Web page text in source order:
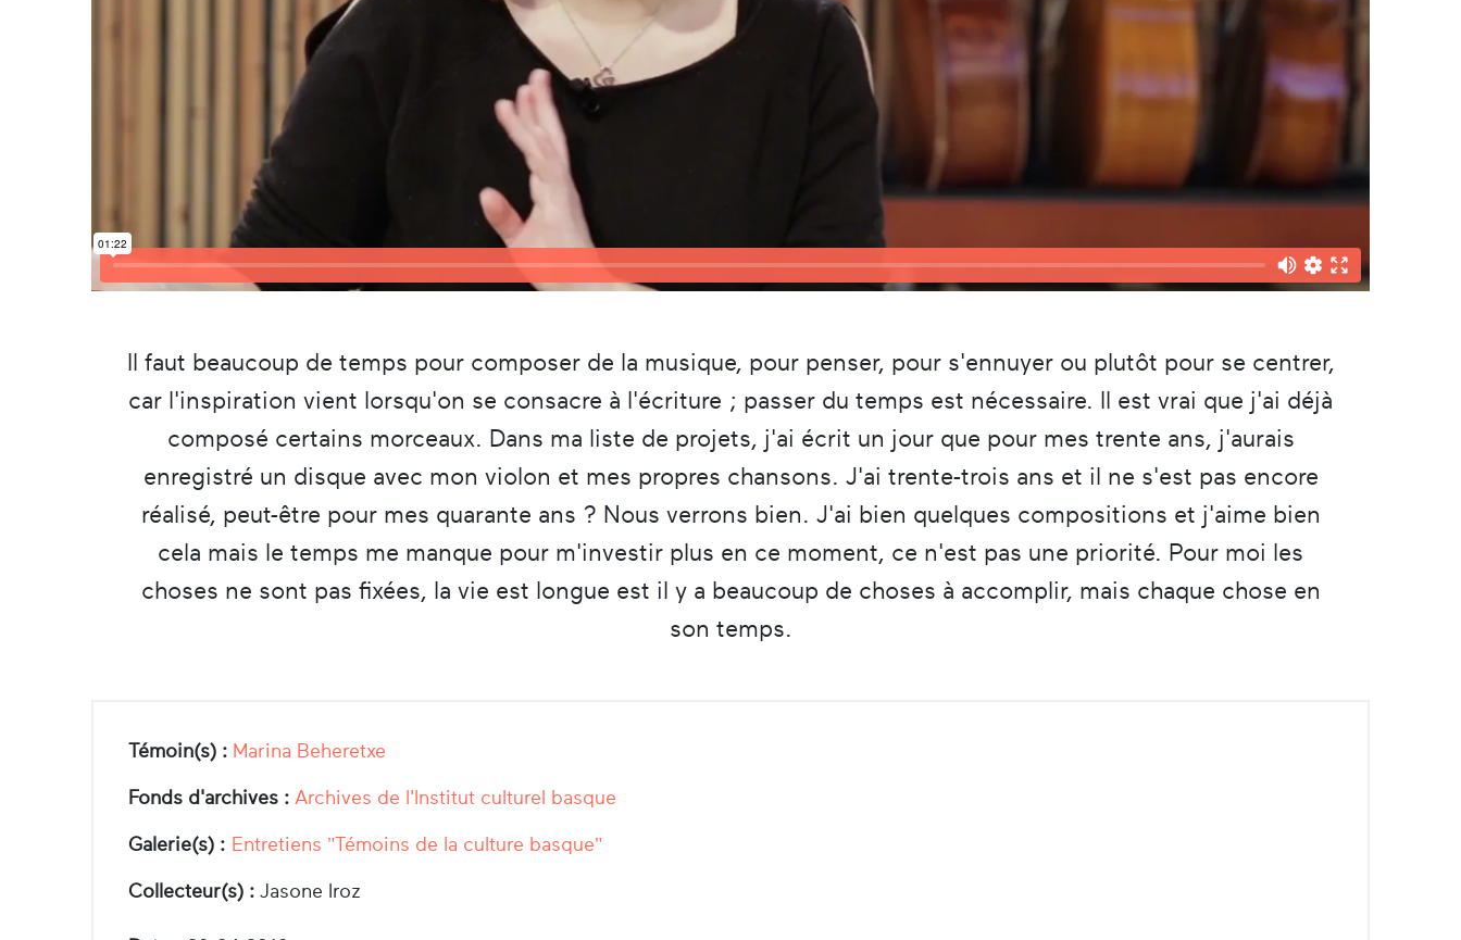
Il faut beaucoup de temps pour composer de la musique, pour penser, pour s'ennuyer ou plutôt pour se centrer,
car l'inspiration vient lorsqu'on se consacre à l'écriture ; passer du temps est nécessaire. Il est vrai que j'ai déjà
composé certains morceaux. Dans ma liste de projets, j'ai écrit un jour que pour mes trente ans, j'aurais
enregistré un disque avec mon violon et mes propres chansons. J'ai trente-trois ans et il ne s'est pas encore
réalisé, peut-être pour mes quarante ans ? Nous verrons bien. J'ai bien quelques compositions et j'aime bien
cela mais le temps me manque pour m'investir plus en ce moment, ce n'est pas une priorité. Pour moi les
choses ne sont pas fixées, la vie est longue est il y a beaucoup de choses à accomplir, mais chaque chose en
son temps.
Témoin(s) : Marina Beheretxe
Fonds d'archives : Archives de l'Institut culturel basque
Galerie(s) : Entretiens "Témoins de la culture basque"
Collecteur(s) : Jasone Iroz